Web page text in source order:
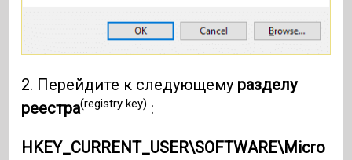
2. Перейдите к следующему разделу
реестра(registry key) :
HKEY_CURRENT_USER\SOFTWARE\Micro